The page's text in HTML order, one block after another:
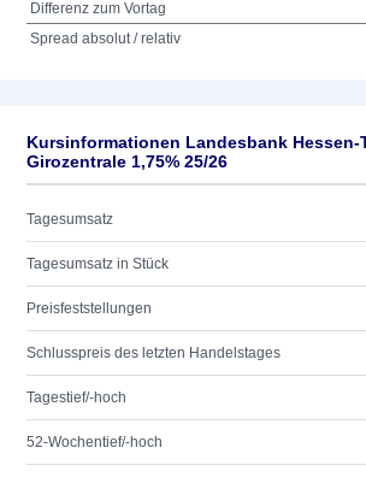
Differenz zum Vortag
Spread absolut / relativ
Kursinformationen Landesbank Hessen-
Girozentrale 1,75% 25/26
Tagesumsatz
Tagesumsatz in Stück
Preisfeststellungen
Schlusspreis des letzten Handelstages
Tagestief/-hoch
52-Wochentief/-hoch